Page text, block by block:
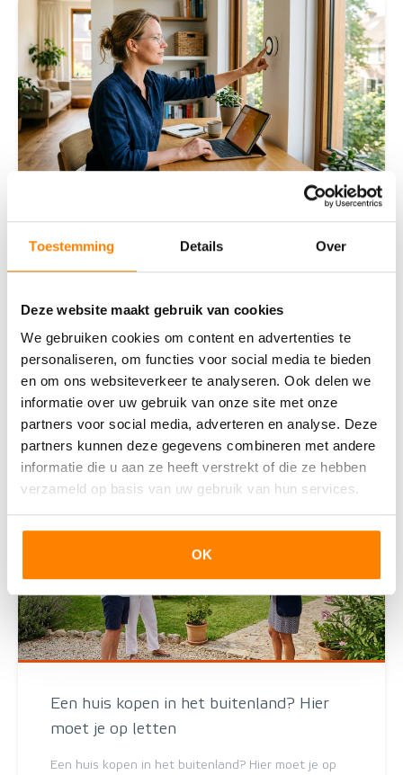
Toestemming Details Over
Deze website maakt gebruik van cookies
We gebruiken cookies om content en advertenties te
personaliseren, om functies voor social media te bieden
en om ons websiteverkeer te analyseren. Ook delen we
informatie over uw gebruik van onze site met onze
partners voor social media, adverteren en analyse. Deze
partners kunnen deze gegevens combineren met andere
informatie die u aan ze heeft verstrekt of die ze hebben
verzameld op basis van uw gebruik van hun services.
OK
smart home je op?
een woning waarin apparaten en systemen met
afsta
Lees deze blog
Een huis kopen in het buitenland? Hier
moet je op letten
Een huis kopen in het buitenland? Hier moet je op